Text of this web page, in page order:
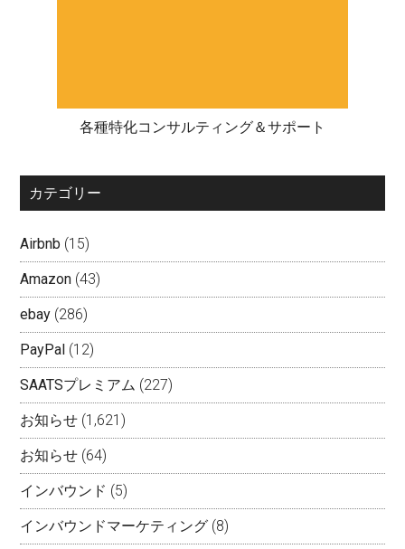
各種特化コンサルティング＆サポート
カテゴリー
Airbnb (15)
Amazon (43)
ebay (286)
PayPal (12)
SAATSプレミアム (227)
お知らせ (1,621)
お知らせ (64)
インバウンド (5)
インバウンドマーケティング (8)